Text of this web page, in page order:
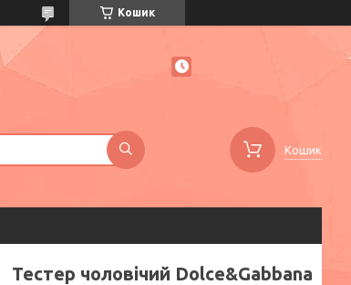
Кошик
Кошик
Тестер чоловічий Dolce&Gabbana